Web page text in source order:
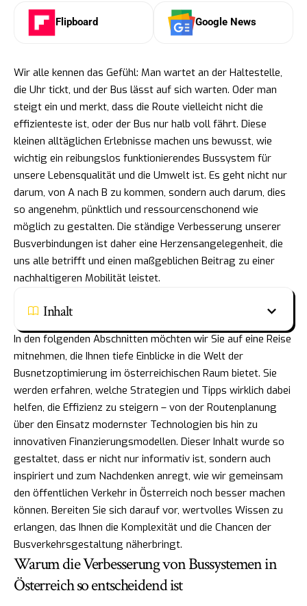
Flipboard Google News
Wir alle kennen das Gefühl: Man wartet an der Haltestelle,
die Uhr tickt, und der Bus lässt auf sich warten. Oder man
steigt ein und merkt, dass die Route vielleicht nicht die
effizienteste ist, oder der Bus nur halb voll fährt. Diese
kleinen alltäglichen Erlebnisse machen uns bewusst, wie
wichtig ein reibungslos funktionierendes Bussystem für
unsere Lebensqualität und die Umwelt ist. Es geht nicht nur
darum, von A nach B zu kommen, sondern auch darum, dies
so angenehm, pünktlich und ressourcenschonend wie
möglich zu gestalten. Die ständige Verbesserung unserer
Busverbindungen ist daher eine Herzensangelegenheit, die
uns alle betrifft und einen maßgeblichen Beitrag zu einer
nachhaltigeren Mobilität leistet.
Inhalt
In den folgenden Abschnitten möchten wir Sie auf eine Reise
mitnehmen, die Ihnen tiefe Einblicke in die Welt der
Busnetzoptimierung im österreichischen Raum bietet. Sie
werden erfahren, welche Strategien und Tipps wirklich dabei
helfen, die Effizienz zu steigern – von der Routenplanung
über den Einsatz modernster Technologien bis hin zu
innovativen Finanzierungsmodellen. Dieser Inhalt wurde so
gestaltet, dass er nicht nur informativ ist, sondern auch
inspiriert und zum Nachdenken anregt, wie wir gemeinsam
den öffentlichen Verkehr in Österreich noch besser machen
können. Bereiten Sie sich darauf vor, wertvolles Wissen zu
erlangen, das Ihnen die Komplexität und die Chancen der
Busverkehrsgestaltung näherbringt.
Warum die Verbesserung von Bussystemen in
Österreich so entscheidend ist